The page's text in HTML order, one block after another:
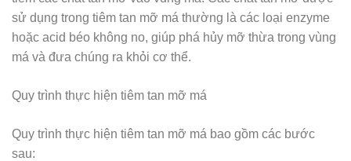
sử dụng trong tiêm tan mỡ má thường là các loại enzyme
hoặc acid béo không no, giúp phá hủy mỡ thừa trong vùng
má và đưa chúng ra khỏi cơ thể.
Quy trình thực hiện tiêm tan mỡ má
Quy trình thực hiện tiêm tan mỡ má bao gồm các bước
sau: